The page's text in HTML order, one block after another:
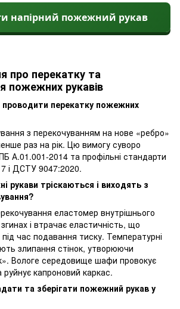
напірний пожежний рукав
про перекатку та
пожежних рукавів
проводити перекатку пожежних
з перекочуванням на нове «ребро»
раз на рік. Цю вимогу суворо
А.01.001-2014 та профільні стандарти
і ДСТУ 9047:2020.
рукави тріскаються і виходять з
еластомер внутрішнього
і втрачає еластичність, що
час подавання тиску. Температурні
злипання стінок, утворюючи
Вологе середовище шафи провокує
руйнує капроновий каркас.
та зберігати пожежний рукав у